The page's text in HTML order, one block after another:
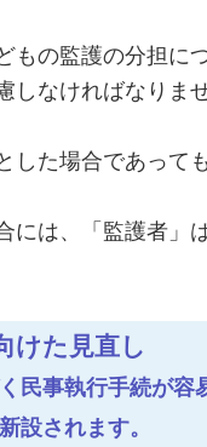
もの監護の分担に
しなければなりませ
した場合であって
には、「監護者」
けた見直し
民事執行手続が容
設されます。